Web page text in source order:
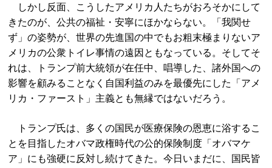
しかし反面、こうしたアメリカ人たちがおろそかにして
きたのが、公共の福祉・安寧にほかならない。「我関せ
ず」の姿勢が、世界の先進国の中でもお粗末極まりないア
メリカの公衆トイレ事情の遠因ともなっている。そしてそ
れは、トランプ前大統領が在任中、唱導した、諸外国への
影響を顧みることなく自国利益のみを最優先にした「アメ
リカ・ファースト」主義とも無縁ではないだろう。
トランプ氏は、多くの国民が医療保険の恩恵に浴するこ
とを目指したオバマ政権時代の公的保険制度「オバマケ
ア」にも強硬に反対し続けてきた。今日いまだに、国民皆